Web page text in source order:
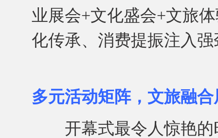
业展会+文化盛会+文旅
化传承、消费提振注入
多元活动矩阵，文旅融
开幕式最令人惊艳的